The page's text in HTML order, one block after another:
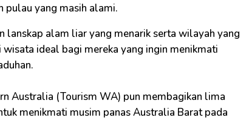
pulau yang masih alami.
lanskap alam liar yang menarik serta wilayah yang
ideal bagi mereka yang ingin menikmati
Australia (Tourism WA) pun membagikan lima
menikmati musim panas Australia Barat pada